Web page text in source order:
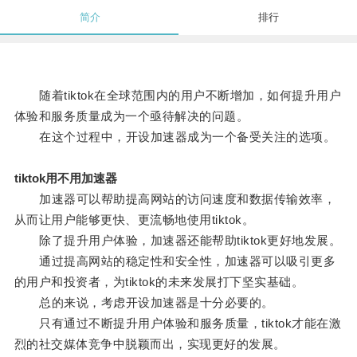
简介 排行
随着tiktok在全球范围内的用户不断增加，如何提升用户
体验和服务质量成为一个亟待解决的问题。
在这个过程中，开设加速器成为一个备受关注的选项。
tiktok用不用加速器
加速器可以帮助提高网站的访问速度和数据传输效率，
从而让用户能够更快、更流畅地使用tiktok。
除了提升用户体验，加速器还能帮助tiktok更好地发展。
通过提高网站的稳定性和安全性，加速器可以吸引更多
的用户和投资者，为tiktok的未来发展打下坚实基础。
总的来说，考虑开设加速器是十分必要的。
只有通过不断提升用户体验和服务质量，tiktok才能在激
烈的社交媒体竞争中脱颖而出，实现更好的发展。